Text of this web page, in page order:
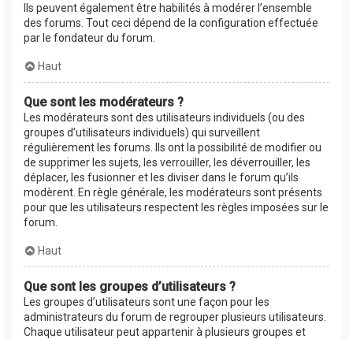
Ils peuvent également être habilités à modérer l’ensemble
des forums. Tout ceci dépend de la configuration effectuée
par le fondateur du forum.
Haut
Que sont les modérateurs ?
Les modérateurs sont des utilisateurs individuels (ou des
groupes d’utilisateurs individuels) qui surveillent
régulièrement les forums. Ils ont la possibilité de modifier ou
de supprimer les sujets, les verrouiller, les déverrouiller, les
déplacer, les fusionner et les diviser dans le forum qu’ils
modèrent. En règle générale, les modérateurs sont présents
pour que les utilisateurs respectent les règles imposées sur le
forum.
Haut
Que sont les groupes d’utilisateurs ?
Les groupes d’utilisateurs sont une façon pour les
administrateurs du forum de regrouper plusieurs utilisateurs.
Chaque utilisateur peut appartenir à plusieurs groupes et